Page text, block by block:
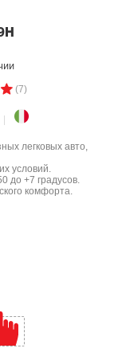
(7)
легковых авто,
условий.
до +7 градусов.
комфорта.